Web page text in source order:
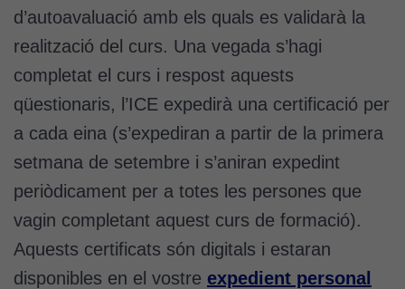
d’autoavaluació amb els quals es validarà la
realització del curs. Una vegada s’hagi
completat el curs i respost aquests
qüestionaris, l’ICE expedirà una certificació per
a cada eina (s’expediran a partir de la primera
setmana de setembre i s’aniran expedint
periòdicament per a totes les persones que
vagin completant aquest curs de formació).
Aquests certificats són digitals i estaran
disponibles en el vostre expedient personal